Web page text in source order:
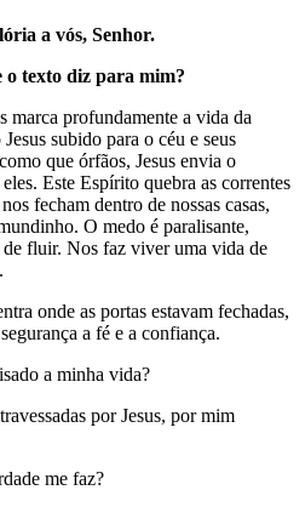
a vós, Senhor.
o texto diz para mim?
marca profundamente a vida da
subido para o céu e seus
que órfãos, Jesus envia o
Este Espírito quebra as correntes
fecham dentro de nossas casas,
O medo é paralisante,
de fluir. Nos faz viver uma vida de
onde as portas estavam fechadas,
a fé e a confiança.
a minha vida?
por Jesus, por mim
me faz?